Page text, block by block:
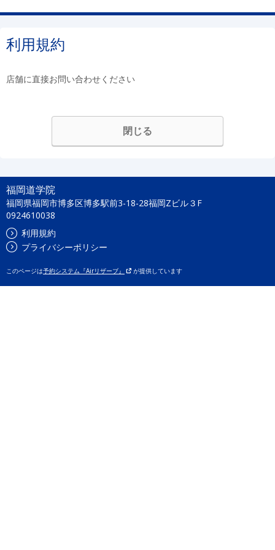
利用規約
店舗に直接お問い合わせください
閉じる
福岡道学院
福岡県福岡市博多区博多駅前3-18-28福岡Zビル３F
0924610038
利用規約
プライバシーポリシー
このページは予約システム『Airリザーブ』 が提供しています